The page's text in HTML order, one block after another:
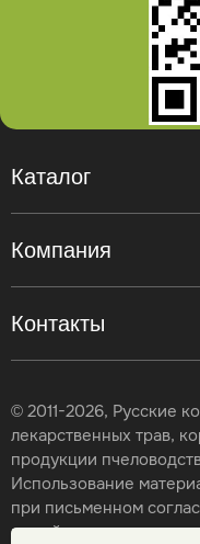
Контакты
Каталог
Компания
© 2011-2026, Русские
лекарственных трав,
продукции
Использование
при письменном
на сайт.